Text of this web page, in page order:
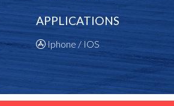
APPLICATIONS
Iphone / IOS